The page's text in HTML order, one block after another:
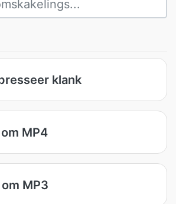
klank
MP4
MP3